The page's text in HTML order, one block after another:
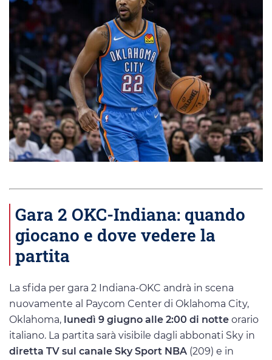
Gara 2 OKC-Indiana: quando
giocano e dove vedere la
partita
La sfida per gara 2 Indiana-OKC andrà in scena
nuovamente al Paycom Center di Oklahoma City,
Oklahoma, lunedì 9 giugno alle 2:00 di notte orario
italiano. La partita sarà visibile dagli abbonati Sky in
diretta TV sul canale Sky Sport NBA (209) e in